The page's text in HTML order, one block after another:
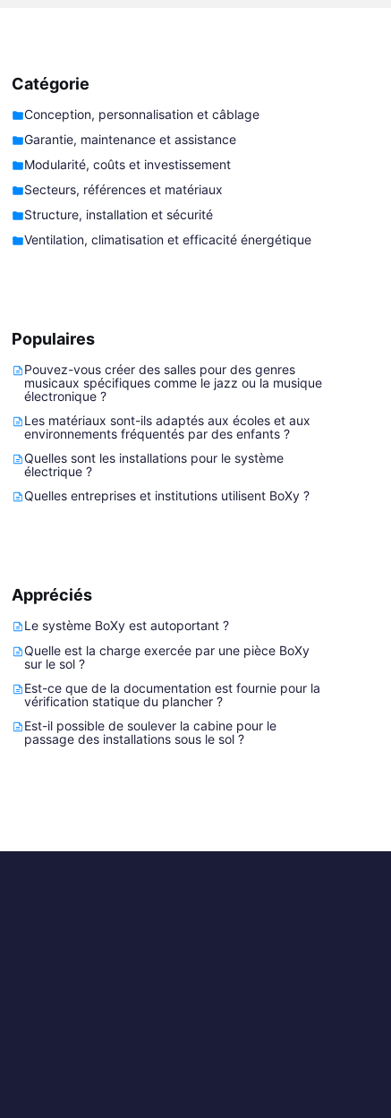
Catégorie
Conception, personnalisation et câblage
Garantie, maintenance et assistance
Modularité, coûts et investissement
Secteurs, références et matériaux
Structure, installation et sécurité
Ventilation, climatisation et efficacité énergétique
Populaires
Pouvez-vous créer des salles pour des genres
musicaux spécifiques comme le jazz ou la musique
électronique ?
Les matériaux sont-ils adaptés aux écoles et aux
environnements fréquentés par des enfants ?
Quelles sont les installations pour le système
électrique ?
Quelles entreprises et institutions utilisent BoXy ?
Appréciés
Le système BoXy est autoportant ?
Quelle est la charge exercée par une pièce BoXy
sur le sol ?
Est-ce que de la documentation est fournie pour la
vérification statique du plancher ?
Est-il possible de soulever la cabine pour le
passage des installations sous le sol ?